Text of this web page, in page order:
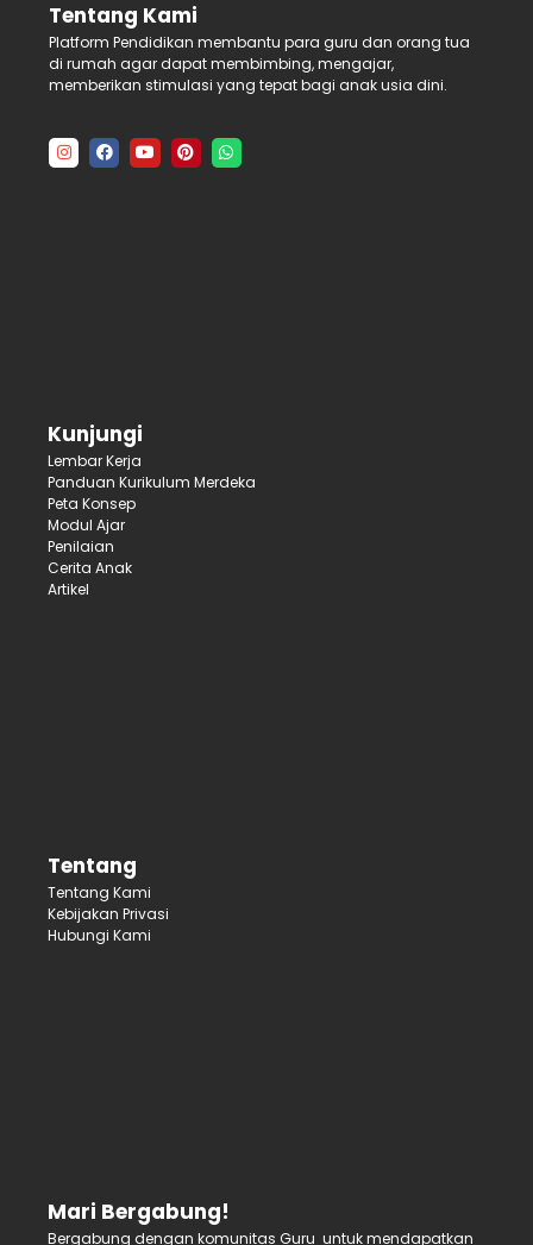
Tentang Kami
Platform Pendidikan membantu para guru dan orang tua
di rumah agar dapat membimbing, mengajar,
memberikan stimulasi yang tepat bagi anak usia dini.
Kunjungi
Lembar Kerja
Panduan Kurikulum Merdeka
Peta Konsep
Modul Ajar
Penilaian
Cerita Anak
Artikel
Tentang
Tentang Kami
Kebijakan Privasi
Hubungi Kami
Mari Bergabung!
Bergabung dengan komunitas Guru untuk mendapatkan